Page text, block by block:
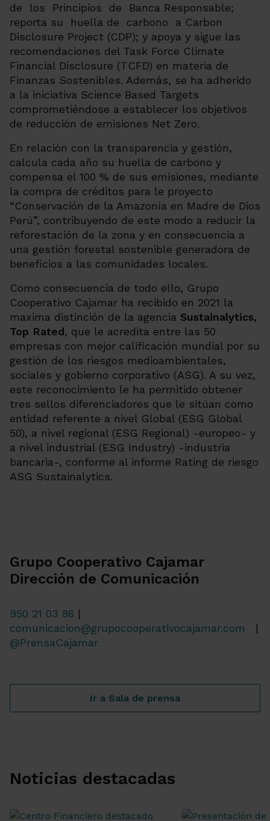
de los Principios de Banca Responsable;
reporta su huella de carbono a Carbon
Disclosure Project (CDP); y apoya y sigue las
recomendaciones del Task Force Climate
Financial Disclosure (TCFD) en materia de
Finanzas Sostenibles. Además, se ha adherido
a la iniciativa Science Based Targets
comprometiéndose a establecer los objetivos
de reducción de emisiones Net Zero.
En relación con la transparencia y gestión,
calcula cada año su huella de carbono y
compensa el 100 % de sus emisiones, mediante
la compra de créditos para le proyecto
“Conservación de la Amazonía en Madre de Dios
Perú”, contribuyendo de este modo a reducir la
reforestación de la zona y en consecuencia a
una gestión forestal sostenible generadora de
beneficios a las comunidades locales.
Como consecuencia de todo ello, Grupo
Cooperativo Cajamar ha recibido en 2021 la
maxima distinción de la agencia Sustainalytics,
Top Rated, que le acredita entre las 50
empresas con mejor calificación mundial por su
gestión de los riesgos medioambientales,
sociales y gobierno corporativo (ASG). A su vez,
este reconocimiento le ha permitido obtener
tres sellos diferenciadores que le sitúan como
entidad referente a nivel Global (ESG Global
50), a nivel regional (ESG Regional) -europeo- y
a nivel industrial (ESG Industry) -industria
bancaria-, conforme al informe Rating de riesgo
ASG Sustainalytics.
Grupo Cooperativo Cajamar
Dirección de Comunicación
950 21 03 86 |
comunicacion@grupocooperativocajamar.com |
@PrensaCajamar
Ir a Sala de prensa
Noticias destacadas